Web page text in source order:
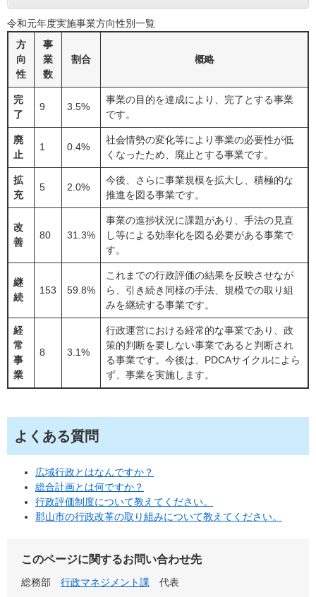
令和元年度実施事業方向性別一覧
方
向
性
事
業
数
割合 概略
完
了
9 3.5%
事業の目的を達成により、完了とする事業
です。
廃
止
1 0.4%
社会情勢の変化等により事業の必要性が低
くなったため、廃止とする事業です。
拡
充
5 2.0%
今後、さらに事業規模を拡大し、積極的な
推進を図る事業です。
改
善
80 31.3%
事業の進捗状況に課題があり、手法の見直
し等による効率化を図る必要がある事業で
す。
継
続
153 59.8%
これまでの行政評価の結果を反映させなが
ら、引き続き同様の手法、規模での取り組
みを継続する事業です。
経
常
事
業
8 3.1%
行政運営における経常的な事業であり、政
策的判断を要しない事業であると判断され
る事業です。今後は、PDCAサイクルによら
ず、事業を実施します。
よくある質問
広域行政とはなんですか？
総合計画とは何ですか？
行政評価制度について教えてください。
郡山市の行政改革の取り組みについて教えてください。
このページに関するお問い合わせ先
総務部 行政マネジメント課
代表